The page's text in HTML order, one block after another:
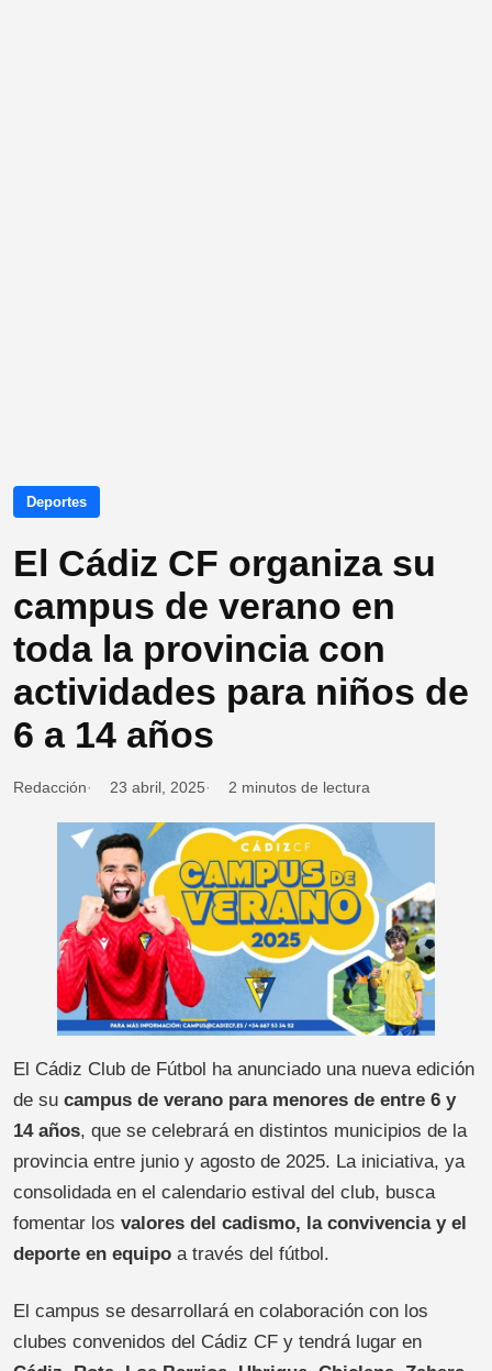
Deportes
El Cádiz CF organiza su
campus de verano en
toda la provincia con
actividades para niños de
6 a 14 años
Redacción 23 abril, 2025 2 minutos de lectura
El Cádiz Club de Fútbol ha anunciado una nueva edición
de su campus de verano para menores de entre 6 y
14 años, que se celebrará en distintos municipios de la
provincia entre junio y agosto de 2025. La iniciativa, ya
consolidada en el calendario estival del club, busca
fomentar los valores del cadismo, la convivencia y el
deporte en equipo a través del fútbol.
El campus se desarrollará en colaboración con los
clubes convenidos del Cádiz CF y tendrá lugar en